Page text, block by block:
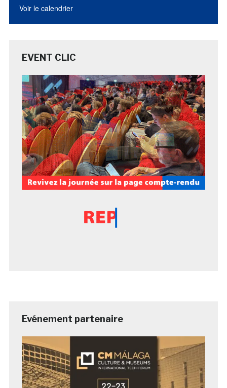
Voir le calendrier
EVENT CLIC
Evénement partenaire